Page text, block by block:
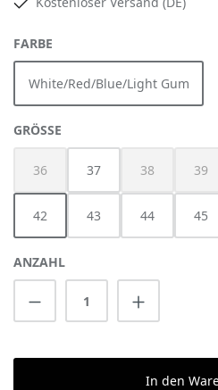
FARBE
White/Red/Blue/Light Gum
GRÖSSE
36
(Diese Option ist zurzeit nicht
37 38
(Diese
39
42 43 44 45
ANZAHL
Produkt Anzahl: Gib
In den